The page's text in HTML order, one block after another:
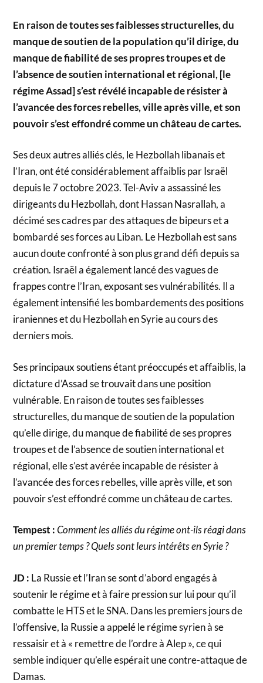
En raison de toutes ses faiblesses structurelles, du
manque de soutien de la population qu’il dirige, du
manque de fiabilité de ses propres troupes et de
l’absence de soutien international et régional, [le
régime Assad] s’est révélé incapable de résister à
l’avancée des forces rebelles, ville après ville, et son
pouvoir s’est effondré comme un château de cartes.
Ses deux autres alliés clés, le Hezbollah libanais et
l’Iran, ont été considérablement affaiblis par Israël
depuis le 7 octobre 2023. Tel-Aviv a assassiné les
dirigeants du Hezbollah, dont Hassan Nasrallah, a
décimé ses cadres par des attaques de bipeurs et a
bombardé ses forces au Liban. Le Hezbollah est sans
aucun doute confronté à son plus grand défi depuis sa
création. Israël a également lancé des vagues de
frappes contre l’Iran, exposant ses vulnérabilités. Il a
également intensifié les bombardements des positions
iraniennes et du Hezbollah en Syrie au cours des
derniers mois.
Ses principaux soutiens étant préoccupés et affaiblis, la
dictature d’Assad se trouvait dans une position
vulnérable. En raison de toutes ses faiblesses
structurelles, du manque de soutien de la population
qu’elle dirige, du manque de fiabilité de ses propres
troupes et de l’absence de soutien international et
régional, elle s’est avérée incapable de résister à
l’avancée des forces rebelles, ville après ville, et son
pouvoir s’est effondré comme un château de cartes.
Tempest :Comment les alliés du régime ont-ils réagi dans
un premier temps ? Quels sont leurs intérêts en Syrie ?
JD : La Russie et l’Iran se sont d’abord engagés à
soutenir le régime et à faire pression sur lui pour qu’il
combatte le HTS et le SNA. Dans les premiers jours de
l’offensive, la Russie a appelé le régime syrien à se
ressaisir et à « remettre de l’ordre à Alep », ce qui
semble indiquer qu’elle espérait une contre-attaque de
Damas.